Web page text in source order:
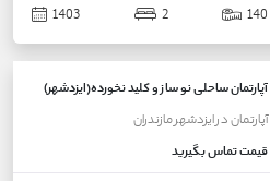
140
2
1403
آپارتمان ساحلی نو ساز و کلید نخورده(ایزدشهر)
آپارتماندرایزدشهرمازندران
قیمتتماس بگیرید